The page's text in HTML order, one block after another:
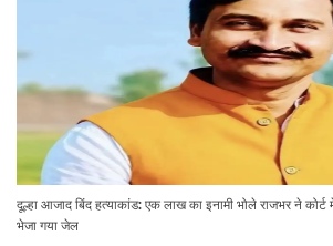
दूल्हा आजाद बिंद हत्याकांड: एक लाख का इनामी भोले राजभर ने
भेजा गया जेल